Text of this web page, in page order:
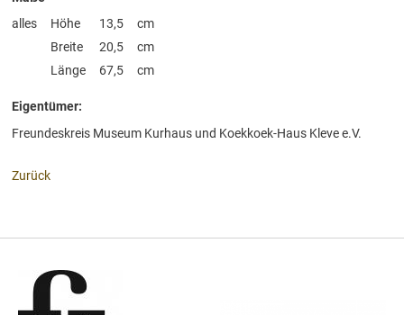
alles
Höhe
Breite
Länge
13,5
20,5
67,5
cm
cm
cm
Eigentümer:
Freundeskreis Museum Kurhaus und Koekkoek-Haus Kleve e.V.
Zurück